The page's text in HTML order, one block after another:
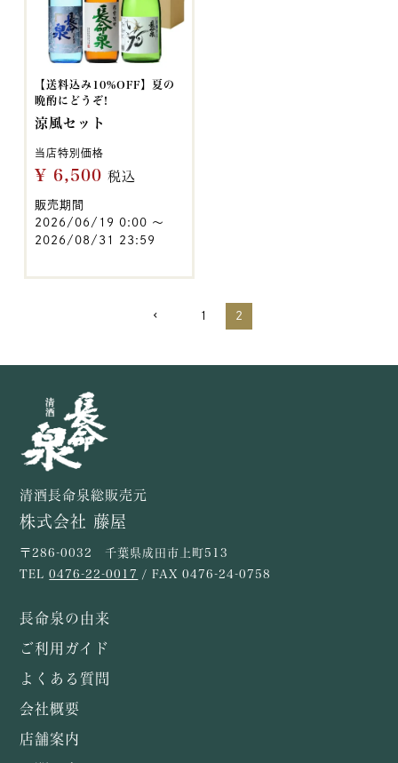
1 2
【送料込み10%OFF】夏の
晩酌にどうぞ!
涼風セット
当店特別価格
¥ 6,500 税込
販売期間
2026/06/19 0:00 〜
2026/08/31 23:59
清酒長命泉総販売元
株式会社 藤屋
〒286-0032 千葉県成田市上町513
TEL0476-22-0017 / FAX 0476-24-0758
長命泉の由来
ご利用ガイド
よくある質問
会社概要
店舗案内